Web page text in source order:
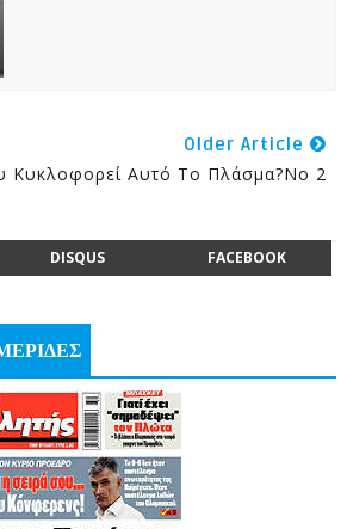
Older Article
Κυκλοφορεί Αυτό Το Πλάσμα?no 2
DISQUS FACEBOOK